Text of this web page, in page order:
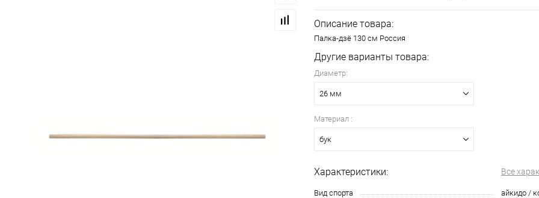
Описание товара:
Палка-дзё 130 см Россия
Другие варианты товара:
Диаметр:
26 мм
Материал :
бук
Характеристики: Все
Вид спорта
айкидо /